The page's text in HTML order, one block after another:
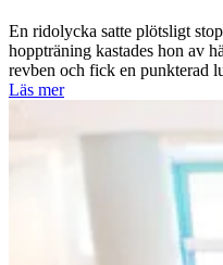
En ridolycka satte plötsligt
hoppträning kastades hon av
revben och fick en punkterad
Läs mer